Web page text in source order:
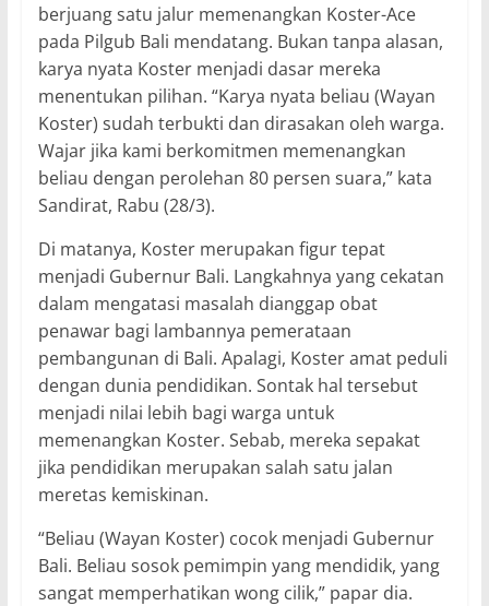
berjuang satu jalur memenangkan Koster-Ace
pada Pilgub Bali mendatang. Bukan tanpa alasan,
karya nyata Koster menjadi dasar mereka
menentukan pilihan. “Karya nyata beliau (Wayan
Koster) sudah terbukti dan dirasakan oleh warga.
Wajar jika kami berkomitmen memenangkan
beliau dengan perolehan 80 persen suara,” kata
Sandirat, Rabu (28/3).
Di matanya, Koster merupakan figur tepat
menjadi Gubernur Bali. Langkahnya yang cekatan
dalam mengatasi masalah dianggap obat
penawar bagi lambannya pemerataan
pembangunan di Bali. Apalagi, Koster amat peduli
dengan dunia pendidikan. Sontak hal tersebut
menjadi nilai lebih bagi warga untuk
memenangkan Koster. Sebab, mereka sepakat
jika pendidikan merupakan salah satu jalan
meretas kemiskinan.
“Beliau (Wayan Koster) cocok menjadi Gubernur
Bali. Beliau sosok pemimpin yang mendidik, yang
sangat memperhatikan wong cilik,” papar dia.